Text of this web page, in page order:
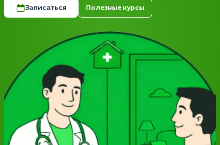
Записаться Полезные курсы